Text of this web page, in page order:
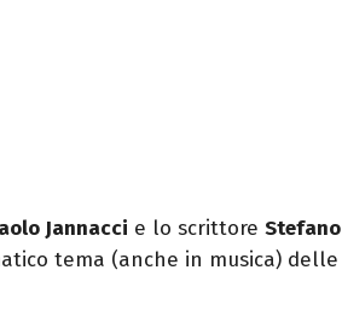
Jannacci e lo scrittore Stefano
tema (anche in musica) delle